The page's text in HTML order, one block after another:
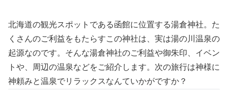
北海道の観光スポットである函館に位置する湯倉神社。た
くさんのご利益をもたらすこの神社は、実は湯の川温泉の
起源なのです。そんな湯倉神社のご利益や御朱印、イベン
トや、周辺の温泉などをご紹介します。次の旅行は神様に
神頼みと温泉でリラックスなんていかがですか？